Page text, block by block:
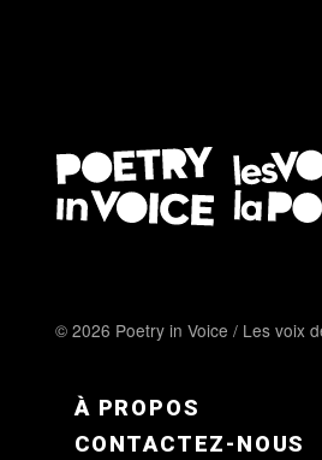
© 2026 Poetry in Voice / Les voix
FOOTER MENU FR
À PROPOS
CONTACTEZ-NOUS